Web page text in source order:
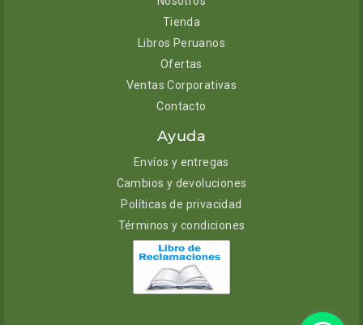
Tienda
Libros Peruanos
Ofertas
Ventas Corporativas
Contacto
Ayuda
Envíos y entregas
Cambios y devoluciones
Políticas de privacidad
Términos y condiciones